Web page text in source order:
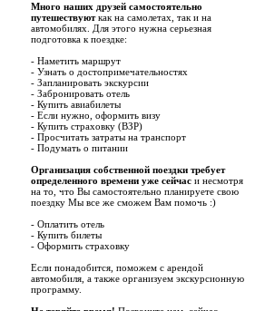
Много наших друзей самостоятельно
путешествуюткак на самолетах, так и на
автомобилях. Для этого нужна серьезная
подготовка к поездке:
- Наметить маршрут
- Узнать о достопримечательностях
- Запланировать экскурсии
- Забронировать отель
- Купить авиабилеты
- Если нужно, оформить визу
- Купить страховку (ВЗР)
- Просчитать затраты на транспорт
- Подумать о питании
Организация собственной поездки требует
определенного времени уже сейчас и несмотря
на то, что Вы самостоятельно планируете свою
поездку Мы все же сможем Вам помочь :)
- Оплатить отель
- Купить билеты
- Оформить страховку
Если понадобится, поможем с арендой
автомобиля, а также организуем экскурсионную
программу.